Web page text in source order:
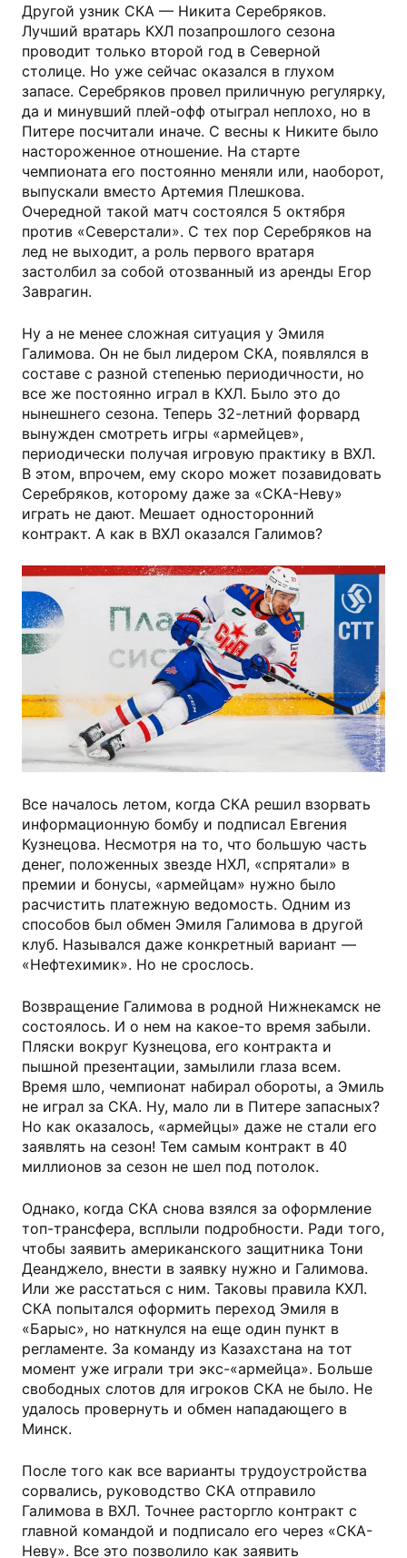
Другой узник СКА — Никита Серебряков.
Лучший вратарь КХЛ позапрошлого сезона
проводит только второй год в Северной
столице. Но уже сейчас оказался в глухом
запасе. Серебряков провел приличную регулярку,
да и минувший плей-офф отыграл неплохо, но в
Питере посчитали иначе. С весны к Никите было
настороженное отношение. На старте
чемпионата его постоянно меняли или, наоборот,
выпускали вместо Артемия Плешкова.
Очередной такой матч состоялся 5 октября
против «Северстали». С тех пор Серебряков на
лед не выходит, а роль первого вратаря
застолбил за собой отозванный из аренды Егор
Заврагин.
Ну а не менее сложная ситуация у Эмиля
Галимова. Он не был лидером СКА, появлялся в
составе с разной степенью периодичности, но
все же постоянно играл в КХЛ. Было это до
нынешнего сезона. Теперь 32-летний форвард
вынужден смотреть игры «армейцев»,
периодически получая игровую практику в ВХЛ.
В этом, впрочем, ему скоро может позавидовать
Серебряков, которому даже за «СКА-Неву»
играть не дают. Мешает односторонний
контракт. А как в ВХЛ оказался Галимов?
Антон Басанаев, photo.khl.ru
Все началось летом, когда СКА решил взорвать
информационную бомбу и подписал Евгения
Кузнецова. Несмотря на то, что большую часть
денег, положенных звезде НХЛ, «спрятали» в
премии и бонусы, «армейцам» нужно было
расчистить платежную ведомость. Одним из
способов был обмен Эмиля Галимова в другой
клуб. Назывался даже конкретный вариант —
«Нефтехимик». Но не срослось.
Возвращение Галимова в родной Нижнекамск не
состоялось. И о нем на какое-то время забыли.
Пляски вокруг Кузнецова, его контракта и
пышной презентации, замылили глаза всем.
Время шло, чемпионат набирал обороты, а Эмиль
не играл за СКА. Ну, мало ли в Питере запасных?
Но как оказалось, «армейцы» даже не стали его
заявлять на сезон! Тем самым контракт в 40
миллионов за сезон не шел под потолок.
Однако, когда СКА снова взялся за оформление
топ-трансфера, всплыли подробности. Ради того,
чтобы заявить американского защитника Тони
Деанджело, внести в заявку нужно и Галимова.
Или же расстаться с ним. Таковы правила КХЛ.
СКА попытался оформить переход Эмиля в
«Барыс», но наткнулся на еще один пункт в
регламенте. За команду из Казахстана на тот
момент уже играли три экс-«армейца». Больше
свободных слотов для игроков СКА не было. Не
удалось провернуть и обмен нападающего в
Минск.
После того как все варианты трудоустройства
сорвались, руководство СКА отправило
Галимова в ВХЛ. Точнее расторгло контракт с
главной командой и подписало его через «СКА-
Неву». Все это позволило как заявить